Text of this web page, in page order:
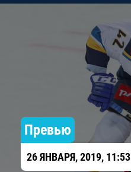
Превью
26 ЯНВАРЯ, 2019, 11:53